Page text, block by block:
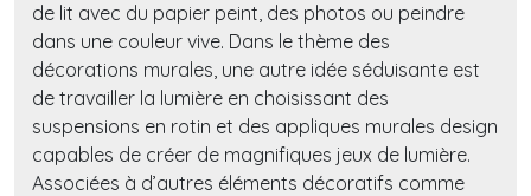
de lit avec du papier peint, des photos ou peindre
dans une couleur vive. Dans le thème des
décorations murales, une autre idée séduisante est
de travailler la lumière en choisissant des
suspensions en rotin et des appliques murales design
capables de créer de magnifiques jeux de lumière.
Associées à d’autres éléments décoratifs comme